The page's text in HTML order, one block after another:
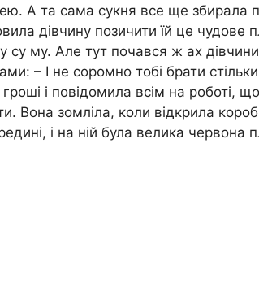
А та сама сукня все ще збирала
дівчину позичити їй це чудове
су му. Але тут почався ж ах
– І не соромно тобі брати
і повідомила всім на роботі,
Вона зомліла, коли відкрила
і на ній була велика червона